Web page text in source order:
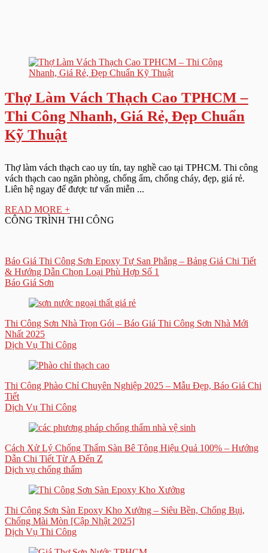
Thợ Làm Vách Thạch Cao TPHCM –
Thi Công Nhanh, Giá Rẻ, Đẹp Chuẩn
Kỹ Thuật
Thợ làm vách thạch cao uy tín, tay nghề cao tại TPHCM. Thi công
vách thạch cao ngăn phòng, chống ẩm, chống cháy, đẹp, giá rẻ.
Liên hệ ngay để được tư vấn miễn ...
READ MORE +
CÔNG TRÌNH THI CÔNG
Báo Giá Thi Công Sơn Epoxy Tự San Phẳng – Bảng Giá Chi Tiết
& Hướng Dẫn Chọn Loại Phù Hợp Số 1
Báo Giá Sơn
Thi Công Sơn Nhà Trọn Gói – Báo Giá Thi Công Sơn Nhà Mới
Nhất 2025
Dịch Vụ Thi Công
Thi Công Phào Chỉ Chuyên Nghiệp 2025 – Mẫu Đẹp, Báo Giá Chi
Tiết
Dịch Vụ Thi Công
Cách Xử Lý Chống Thấm Sàn Bê Tông Hiệu Quả 100% – Hướng
Dẫn Chi Tiết Từ A Đến Z
Dịch vụ chống thấm
Thi Công Sơn Sàn Epoxy Kho Xưởng – Siêu Bền, Chống Bụi,
Chống Mài Mòn [Cập Nhật 2025]
Dịch Vụ Thi Công